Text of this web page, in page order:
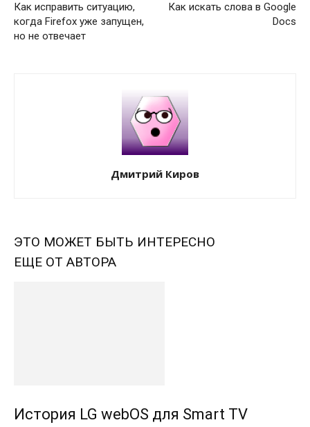
Как исправить ситуацию,
когда Firefox уже запущен,
но не отвечает
Как искать слова в Google
Docs
Дмитрий Киров
ЭТО МОЖЕТ БЫТЬ ИНТЕРЕСНО
ЕЩЕ ОТ АВТОРА
История LG webOS для Smart TV